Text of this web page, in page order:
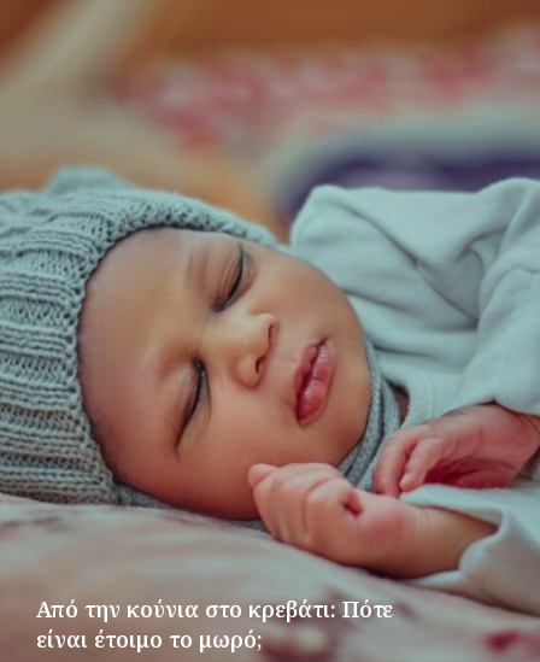
Από την κούνια στο κρεβάτι: Πότε
είναι έτοιμο το μωρό;